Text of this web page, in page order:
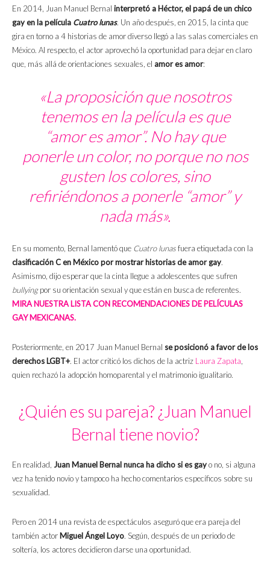
En 2014, Juan Manuel Bernal interpretó a Héctor, el papá de un chico
gay en la película Cuatro lunas. Un año después, en 2015, la cinta que
gira en torno a 4 historias de amor diverso llegó a las salas comerciales en
México. Al respecto, el actor aprovechó la oportunidad para dejar en claro
que, más allá de orientaciones sexuales, el amor es amor:
«La proposición que nosotros
tenemos en la película es que
“amor es amor”. No hay que
ponerle un color, no porque no nos
gusten los colores, sino
refiriéndonos a ponerle “amor” y
nada más».
En su momento, Bernal lamentó que Cuatro lunasfuera etiquetada con la
clasificación C en México por mostrar historias de amor gay.
Asimismo, dijo esperar que la cinta llegue a adolescentes que sufren
bullyingpor su orientación sexual y que están en busca de referentes.
MIRA NUESTRA LISTA CON RECOMENDACIONES DE PELÍCULAS
GAY MEXICANAS.
Posteriormente, en 2017 Juan Manuel Bernal se posicionó a favor de los
derechos LGBT+. El actor criticó los dichos de la actriz Laura Zapata,
quien rechazó la adopción homoparental y el matrimonio igualitario.
¿Quién es su pareja? ¿Juan Manuel
Bernal tiene novio?
En realidad, Juan Manuel Bernal nunca ha dicho si es gayo no, si alguna
vez ha tenido novio y tampoco ha hecho comentarios específicos sobre su
sexualidad.
Pero en 2014 una revista de espectáculos aseguró que era pareja del
también actor Miguel Ángel Loyo. Según, después de un periodo de
soltería, los actores decidieron darse una oportunidad.